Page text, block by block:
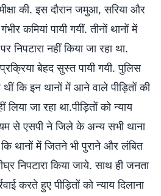
की. इस दौरान जमुआ, सरिया और
कमियां पायी गयीं. तीनों थानों में
निपटारा नहीं किया जा रहा था.
बेहद सुस्त पायी गयी. पुलिस
कि इन थानों में आने वाले पीड़ितों की
जा रहा था.पीड़ितों को न्याय
से एसपी ने जिले के अन्य सभी थाना
कि थानों में जितने भी पुराने और लंबित
निपटारा किया जाये. साथ ही जनता
करते हुए पीड़ितों को न्याय दिलाना